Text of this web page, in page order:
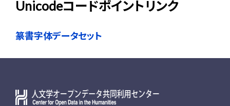
Unicodeコードポイントリンク
篆書字体データセット